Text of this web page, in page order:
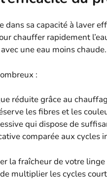
dans sa capacité à laver
chauffer rapidement
une eau moins chaude.
:
réduite grâce au
les fibres et les
qui dispose de
comparée aux cycles
la fraîcheur de votre
multiplier les cycles